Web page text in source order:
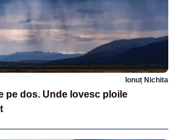
Ionuț Nichita
pe dos. Unde lovesc ploile